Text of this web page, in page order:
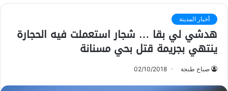
أخبار المدينة
هدشي لي بقا … شجار استعملت فيه الحجارة
ينتهي بجريمة قتل بحي مسنانة
صباح طنجة 02/10/2018